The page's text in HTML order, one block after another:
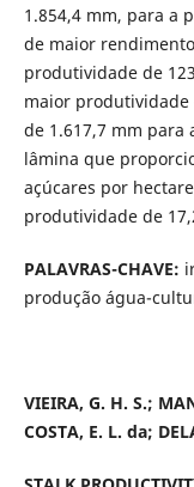
1.854,4 mm, para a
de maior
produtividade de
maior produtividade
de 1.617,7 mm para
lâmina que
açúcares por
produtividade de
PALAVRAS-CHAVE:
produção água-
VIEIRA, G. H. S.;
COSTA, E. L. da;